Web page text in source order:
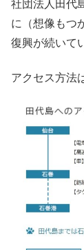
社団法人田代
に（想像もつ
復興が続いて
アクセス方法